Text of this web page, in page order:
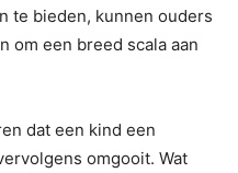
te bieden, kunnen ouders
om een breed scala aan
dat een kind een
omgooit. Wat